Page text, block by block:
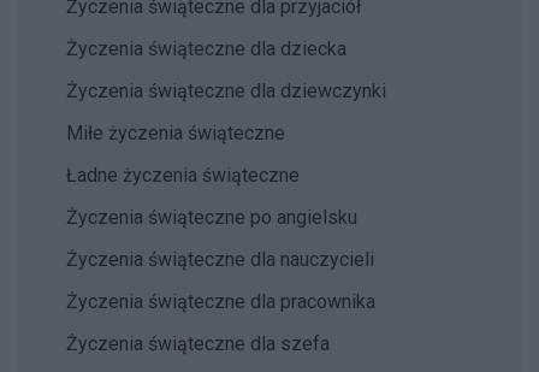
Życzenia świąteczne dla przyjaciół
Życzenia świąteczne dla dziecka
Życzenia świąteczne dla dziewczynki
Miłe życzenia świąteczne
Ładne życzenia świąteczne
Życzenia świąteczne po angielsku
Życzenia świąteczne dla nauczycieli
Życzenia świąteczne dla pracownika
Życzenia świąteczne dla szefa